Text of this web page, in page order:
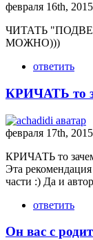
февраля 16th,
ЧИТАТЬ
МОЖНО)))
ответить
КРИЧАТЬ то
февраля 17th, 2015
КРИЧАТЬ то
Эта
части :) Да и
ответить
Он вас с